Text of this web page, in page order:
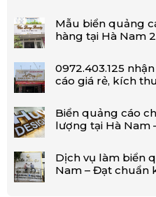
Mẫu biển quảng
hàng tại Hà Nam
0972.403.125
cáo giá rẻ, kích
Biển quảng cáo
lượng tại Hà Nam
Dịch vụ làm biển
Nam – Đạt chuẩn